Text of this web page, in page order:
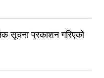
सूचना प्रकाशन गरिएको